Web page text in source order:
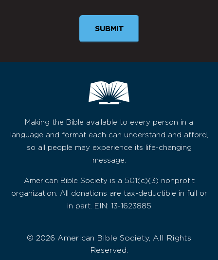
Making the Bible available to every person in a
language and format each can understand and afford,
so all people may experience its life-changing
message.
American Bible Society is a 501(c)(3) nonprofit
organization. All donations are tax-deductible in full or
in part. EIN: 13-1623885
© 2026 American Bible Society, All Rights
Reserved.